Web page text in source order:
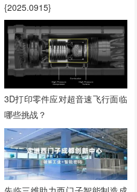
{2025.0915}
3D打印零件应对超音速飞行面临
哪些挑战？